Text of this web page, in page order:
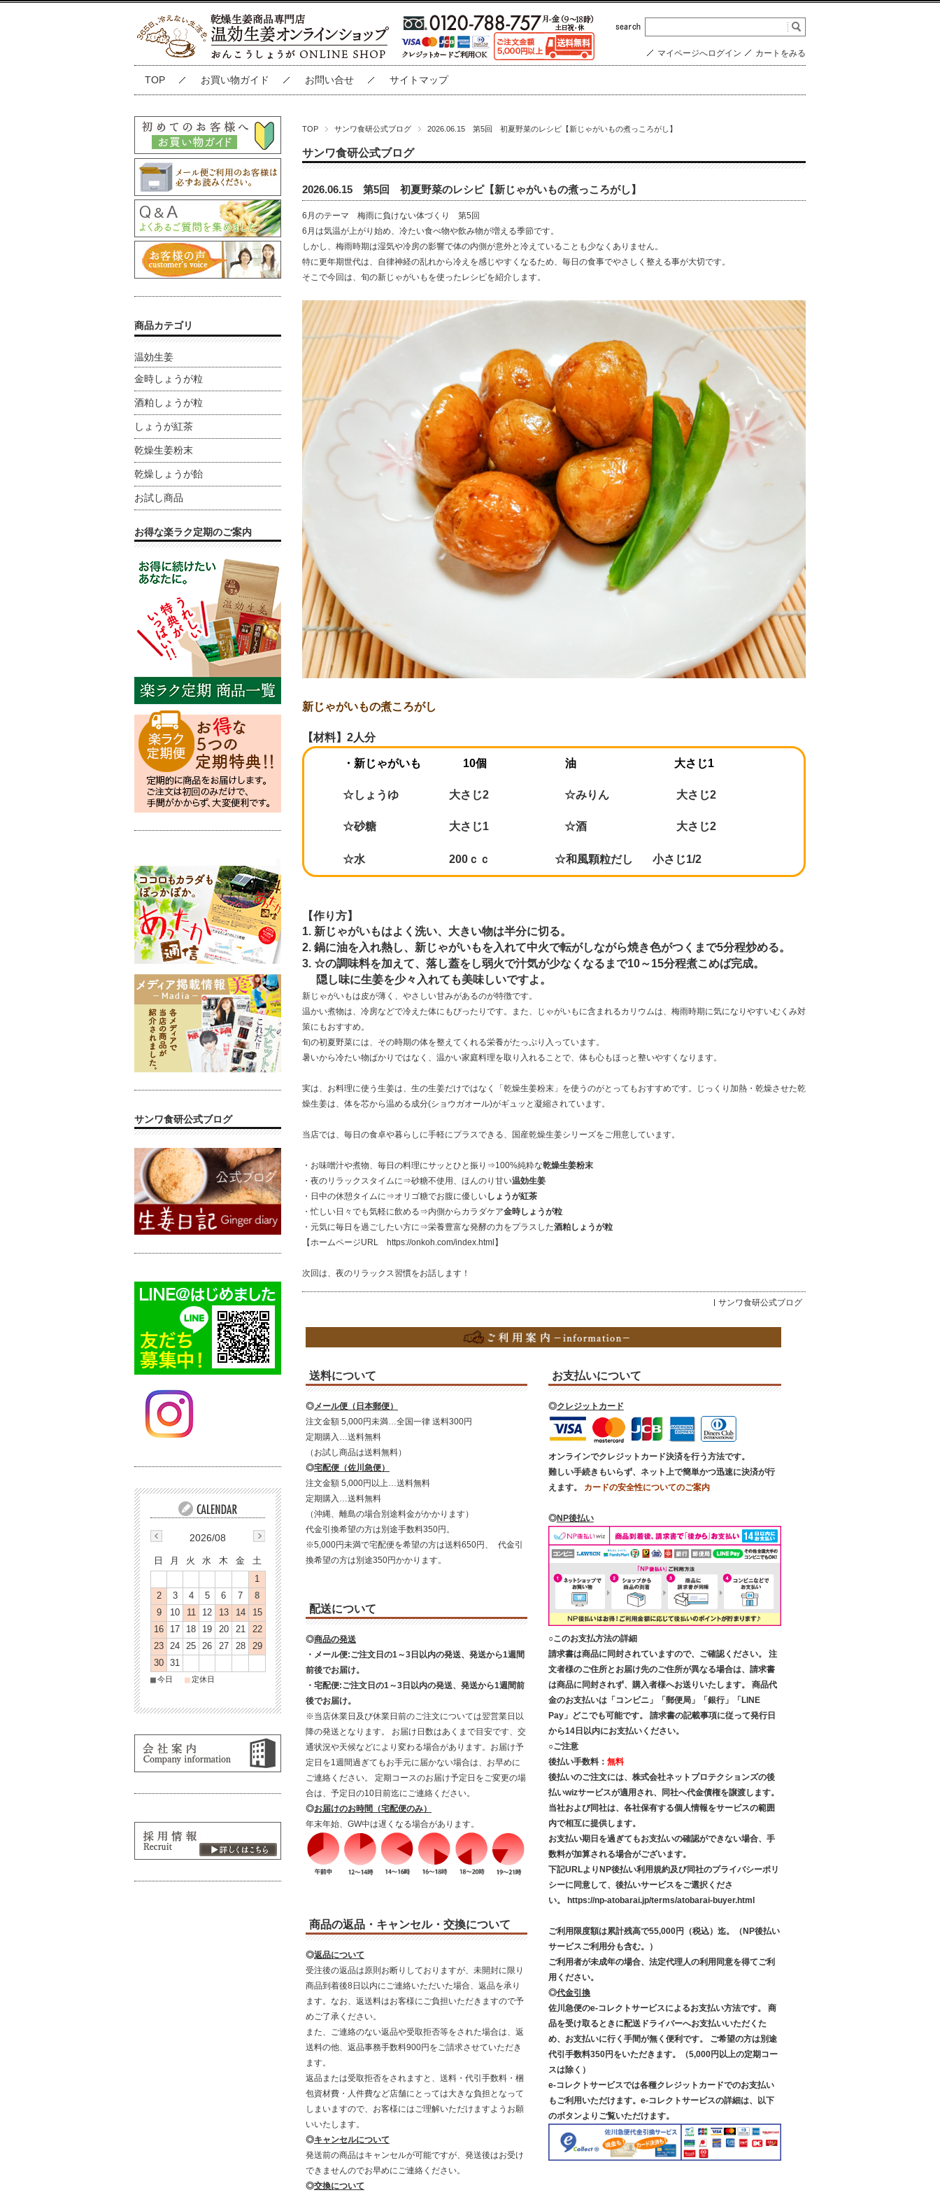
マイページへログイン カートをみる
TOP お買い物ガイド お問い合せ サイトマップ
TOP サンワ食研公式ブログ 2026.06.15 第5回 初夏野菜のレシピ【新じゃがいもの煮っころがし】
サンワ食研公式ブログ
2026.06.15 第5回 初夏野菜のレシピ【新じゃがいもの煮っころがし】
6 月のテーマ 梅雨に負けない体づくり 第5 回
6 月は気温が上がり始め、冷たい食べ物や飲み物が増える季節です。
しかし、梅雨時期は湿気や冷房の影響で体の内側が意外と冷えていることも少なくありません。
特に更年期世代は、自律神経の乱れから冷えを感じやすくなるため、毎日の食事でやさしく整える事が大切です。
そこで今回は、旬の新じゃがいもを使ったレシピを紹介します。
新じゃがいもの煮ころがし
【材料】 2人分
・新じゃがいも 10個 油 大さじ1
☆しょうゆ 大さじ2 ☆みりん 大さじ2
☆砂糖 大さじ1 ☆酒 大さじ2
☆水 200 ｃｃ ☆和風顆粒だし 小さじ1/2
【作り方】
1. 新じゃがいもはよく洗い、大きい物は半分に切る。
2. 鍋に油を入れ熱し、新じゃがいもを入れて中火で転がしながら焼き色がつくまで5分程炒める。
3. ☆の調味料を加えて、落し蓋をし弱火で汁気が少なくなるまで10～15分程煮こめば完成。
隠し味に生姜を少々入れても美味しいですよ。
新じゃがいもは皮が薄く、やさしい甘みがあるのが特徴です。
温かい煮物は、冷房などで冷えた体にもぴったりです。また、じゃがいもに含まれるカリウムは、梅雨時期に気になりやすいむくみ対
策にもおすすめ。
旬の初夏野菜には、その時期の体を整えてくれる栄養がたっぷり入っています。
暑いから冷たい物ばかりではなく、温かい家庭料理を取り入れることで、体も心もほっと整いやすくなります。
実は、お料理に使う生姜は、生の生姜だけではなく「乾燥生姜粉末」を使うのがとってもおすすめです。じっくり加熱・乾燥させた乾
燥生姜は、体を芯から温める成分(ショウガオール)がギュッと凝縮されています。
当店では、毎日の食卓や暮らしに手軽にプラスできる、国産乾燥生姜シリーズをご用意しています。
・お味噌汁や煮物、毎日の料理にサッとひと振り⇒100%純粋な乾燥生姜粉末
・夜のリラックスタイムに⇒砂糖不使用、ほんのり甘い温効生姜
・日中の休憩タイムに⇒オリゴ糖でお腹に優しいしょうが紅茶
・忙しい日々でも気軽に飲める⇒内側からカラダケア金時しょうが粒
・元気に毎日を過ごしたい方に⇒栄養豊富な発酵の力をプラスした酒粕しょうが粒
【ホームページURL
https://onkoh.com/index.html 】
次回は、夜のリラックス習慣をお話します！
サンワ食研公式ブログ
送料について
◎メール便（日本郵便）
注文金額 5,000円未満…全国一律 送料300円
定期購入…送料無料
（お試し商品は送料無料）
◎宅配便（佐川急便）
注文金額 5,000円以上…送料無料
定期購入…送料無料
（沖縄、離島の場合別途料金がかかります）
代金引換希望の方は別途手数料350円。
※5,000円未満で宅配便を希望の方は送料650円、 代金引
換希望の方は別途350円かかります。
配送について
◎商品の発送
・メール便:ご注文日の1～3日以内の発送、発送から1週間
前後でお届け。
・宅配便:ご注文日の1～3日以内の発送、発送から1週間前
後でお届け。
※当店休業日及び休業日前のご注文については翌営業日以
降の発送となります。 お届け日数はあくまで目安です、交
通状況や天候などにより変わる場合があります。お届け予
定日を1週間過ぎてもお手元に届かない場合は、お早めに
ご連絡ください。 定期コースのお届け予定日をご変更の場
合は、予定日の10日前迄にご連絡ください。
◎お届けのお時間（宅配便のみ）
年末年始、GW中は遅くなる場合があります。
商品の返品・キャンセル・交換について
◎返品について
受注後の返品は原則お断りしておりますが、未開封に限り
商品到着後8日以内にご連絡いただいた場合、返品を承り
ます。なお、返送料はお客様にご負担いただきますので予
めご了承ください。
また、ご連絡のない返品や受取拒否等をされた場合は、返
送料の他、返品事務手数料900円をご請求させていただき
ます。
返品または受取拒否をされますと、送料・代引手数料・梱
包資材費・人件費など店舗にとっては大きな負担となって
しまいますので、お客様にはご理解いただけますようお願
いいたします。
◎キャンセルについて
発送前の商品はキャンセルが可能ですが、発送後はお受け
できませんのでお早めにご連絡ください。
◎交換について
お支払いについて
◎クレジットカード
オンラインでクレジットカード決済を行う方法です。
難しい手続きもいらず、ネット上で簡単かつ迅速に決済が行
えます。 カードの安全性についてのご案内
◎NP後払い
○このお支払方法の詳細
請求書は商品に同封されていますので、ご確認ください。 注
文者様のご住所とお届け先のご住所が異なる場合は、請求書
は商品に同封されず、購入者様へお送りいたします。 商品代
金のお支払いは「コンビニ」「郵便局」「銀行」「LINE
Pay」どこでも可能です。 請求書の記載事項に従って発行日
から14日以内にお支払いください。
○ご注意
後払い手数料： 無料
後払いのご注文には、株式会社ネットプロテクションズの後
払いwizサービスが適用され、同社へ代金債権を譲渡します。
当社および同社は、各社保有する個人情報をサービスの範囲
内で相互に提供します。
お支払い期日を過ぎてもお支払いの確認ができない場合、手
数料が加算される場合がございます。
下記URLよりNP後払い利用規約及び同社のプライバシーポリ
シーに同意して、後払いサービスをご選択くださ
い。 https://np-atobarai.jp/terms/atobarai-buyer.html
ご利用限度額は累計残高で55,000円（税込）迄。（NP後払い
サービスご利用分も含む。）
ご利用者が未成年の場合、法定代理人の利用同意を得てご利
用ください。
◎代金引換
佐川急便のe-コレクトサービスによるお支払い方法です。 商
品を受け取るときに配送ドライバーへお支払いいただくた
め、お支払いに行く手間が無く便利です。 ご希望の方は別途
代引手数料350円をいただきます。（5,000円以上の定期コー
スは除く）
e-コレクトサービスでは各種クレジットカードでのお支払い
もご利用いただけます。e-コレクトサービスの詳細は、以下
のボタンよりご覧いただけます。
商品カテゴリ
温効生姜
金時しょうが粒
酒粕しょうが粒
しょうが紅茶
乾燥生姜粉末
乾燥しょうが飴
お試し商品
お得な楽ラク定期のご案内
サンワ食研公式ブログ
2026/08
日 月 火 水 木 金
土
1
2
3 4 5 6 7
8
9
10 11 12 13 14
15
16
17 18 19 20 21
22
23
24 25 26 27 28
29
30
31
■今日 ■ 定休日